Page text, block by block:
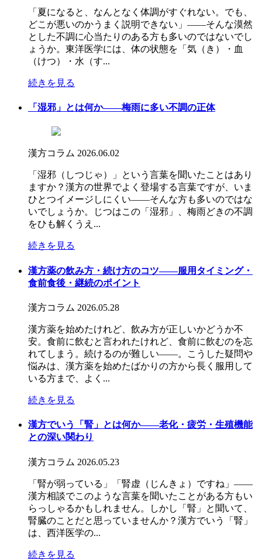
「夏になると、なんとなく体調がすぐれない。でも、
どこが悪いのかうまく説明できない」――そんな漠然
とした不調に心当たりのある方も多いのではないでし
ょうか。東洋医学には、体の状態を「気（き）・血
（けつ）・水（す...
続きを見る
「湿邪」とは何か――梅雨に多い不調の正体
漢方コラム 2026.06.02
「湿邪（しつじゃ）」という言葉を聞いたことはあり
ますか？漢方の世界でよく登場する言葉ですが、いま
ひとつイメージしにくい――そんな方も多いのではな
いでしょうか。じつはこの「湿邪」、梅雨どきの不調
をひも解くうえ...
続きを見る
漢方薬の飲み方・続け方のコツ――服用タイミング・
食前食後・継続のポイント
漢方コラム 2026.05.28
漢方薬を始めたけれど、飲み方が正しいかどうか不
安。食前に飲むと言われたけれど、食前に飲むのを忘
れてしまう。続けるのが難しい——。こうした疑問や
悩みは、漢方薬を始めたばかりの方から長く服用して
いる方まで、よく...
続きを見る
漢方でいう「腎」とは何か――老化・疲労・生殖機能
との深い関わり
漢方コラム 2026.05.23
「腎が弱っている」「腎虚（じんきょ）ですね」——
漢方相談でこのような言葉を聞いたことがある方もい
らっしゃるかもしれません。しかし「腎」と聞いて、
腎臓のことだと思っていませんか？漢方でいう「腎」
は、西洋医学の...
続きを見る